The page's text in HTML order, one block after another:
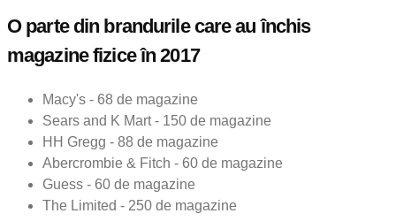
O parte din brandurile care au închis
magazine fizice în 2017
Macy's - 68 de magazine
Sears and K Mart - 150 de magazine
HH Gregg - 88 de magazine
Abercrombie & Fitch - 60 de magazine
Guess - 60 de magazine
The Limited - 250 de magazine